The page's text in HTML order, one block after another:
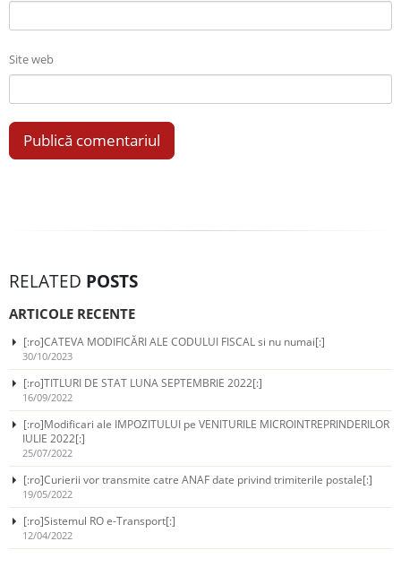
Site web
RELATED POSTS
ARTICOLE RECENTE
[:ro]CATEVA MODIFICĂRI ALE CODULUI FISCAL si nu numai[:]
30/10/2023
[:ro]TITLURI DE STAT LUNA SEPTEMBRIE 2022[:]
16/09/2022
[:ro]Modificari ale IMPOZITULUI pe VENITURILE MICROINTREPRINDERILOR
IULIE 2022[:]
25/07/2022
[:ro]Curierii vor transmite catre ANAF date privind trimiterile postale[:]
19/05/2022
[:ro]Sistemul RO e-Transport[:]
12/04/2022